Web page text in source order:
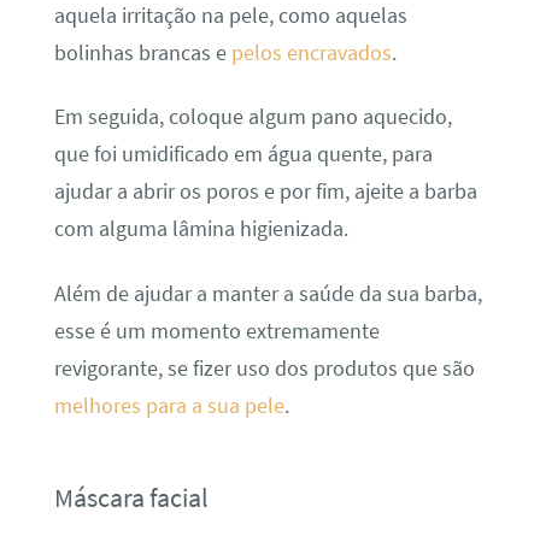
aquela irritação na pele, como aquelas
bolinhas brancas e pelos encravados.
Em seguida, coloque algum pano aquecido,
que foi umidificado em água quente, para
ajudar a abrir os poros e por fim, ajeite a barba
com alguma lâmina higienizada.
Além de ajudar a manter a saúde da sua barba,
esse é um momento extremamente
revigorante, se fizer uso dos produtos que são
melhores para a sua pele.
Máscara facial